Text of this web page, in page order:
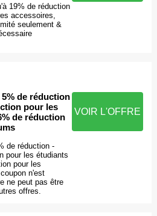
19% de réduction
accessoires,
seulement &
de réduction
pour les
de réduction
de réduction -
pour les étudiants
pour les
n'est
ne peut pas être
offres.
VOIR L'OFFRE